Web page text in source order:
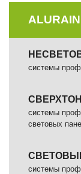
ALURAIN
системы
системы
световых
системы